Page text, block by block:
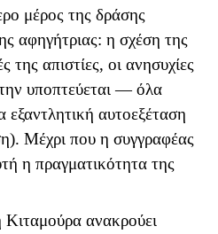
μέρος της δράσης
αφηγήτριας: η σχέση της
της απιστίες, οι ανησυχίες
υποπτεύεται — όλα
εξαντλητική αυτοεξέταση
Μέχρι που η συγγραφέας
η πραγματικότητα της
Κιταμούρα ανακρούει